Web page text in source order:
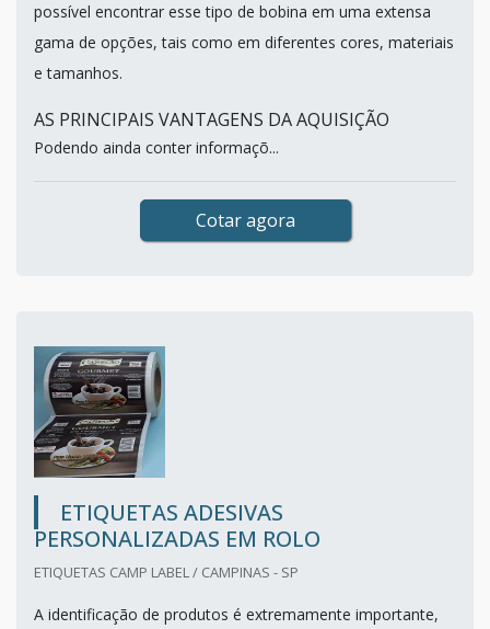
possível encontrar esse tipo de bobina em uma extensa
gama de opções, tais como em diferentes cores, materiais
e tamanhos.
AS PRINCIPAIS VANTAGENS DA AQUISIÇÃO
Podendo ainda conter informaçõ...
Cotar agora
ETIQUETAS ADESIVAS
PERSONALIZADAS EM ROLO
ETIQUETAS CAMP LABEL / CAMPINAS - SP
A identificação de produtos é extremamente importante,